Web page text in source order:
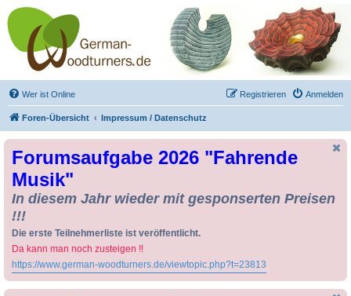
Drechseln und
Kunsthandwerk -
German-Woodturners
*Forum Sauerland*
Der Treffpunkt für Drechsler und Freunde des Kunsthandwerks
Wer ist Online Anmelden
Registrieren
Foren-Übersicht Impressum / Datenschutz
Forumsaufgabe 2026 "Fahrende
Musik"
In diesem Jahr wieder mit gesponserten Preisen
!!!
Die erste Teilnehmerliste ist veröffentlicht.
Da kann man noch zusteigen !!
https://www.german-woodturners.de/viewtopic.php?t=23813